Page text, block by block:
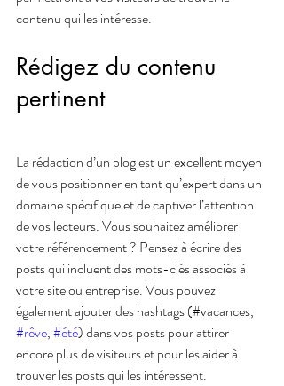
contenu qui les intéresse.
Rédigez du contenu
pertinent
La rédaction d’un blog est un excellent moyen
de vous positionner en tant qu’expert dans un
domaine spécifique et de captiver l’attention
de vos lecteurs. Vous souhaitez améliorer
votre référencement ? Pensez à écrire des
posts qui incluent des mots-clés associés à
votre site ou entreprise. Vous pouvez
également ajouter des hashtags (#vacances,
#rêve, #été) dans vos posts pour attirer
encore plus de visiteurs et pour les aider à
trouver les posts qui les intéressent.